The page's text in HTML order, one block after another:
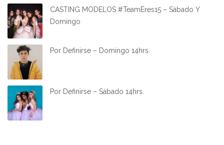
CASTING MODELOS #TeamEres15 – Sábado Y
Domingo
Por Definirse – Domingo 14hrs.
Por Definirse – Sábado 14hrs.